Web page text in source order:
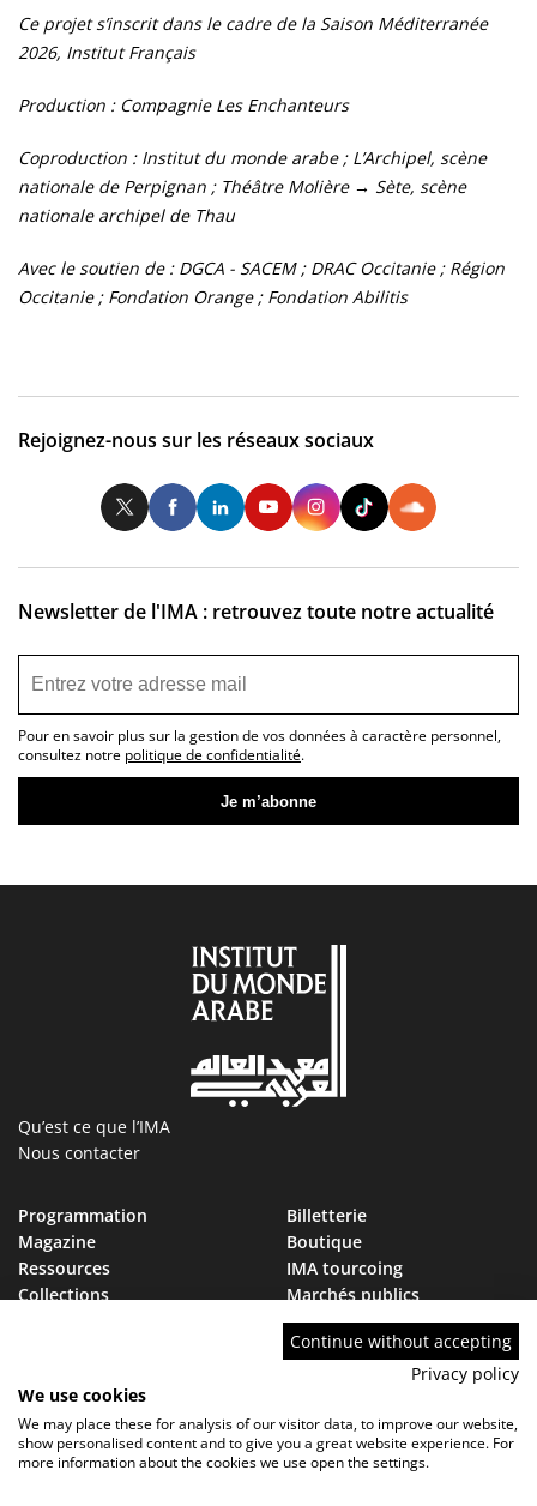
Ce projet s’inscrit dans le cadre de la Saison Méditerranée
2026, Institut Français
Production : Compagnie Les Enchanteurs
Coproduction : Institut du monde arabe ; L’Archipel, scène
nationale de Perpignan ; Théâtre Molière → Sète, scène
nationale archipel de Thau
Avec le soutien de : DGCA - SACEM ; DRAC Occitanie ; Région
Occitanie ; Fondation Orange ; Fondation Abilitis
Rejoignez-nous sur les réseaux sociaux
TwitterFacebookLinkedInYoutubeInstagram
Newsletter de l'IMA : retrouvez toute notre actualité
Pour en savoir plus sur la gestion de vos données à caractère personnel,
consultez notre politique de confidentialité.
Qu’est ce que l’IMA
Nous contacter
Programmation
Magazine
Ressources
Collections
Billetterie
Boutique
IMA tourcoing
Marchés publics
Nous rejoindre
Continue without accepting
Privacy policy
We use cookies
We may place these for analysis of our visitor data, to improve our website,
show personalised content and to give you a great website experience. For
more information about the cookies we use open the settings.